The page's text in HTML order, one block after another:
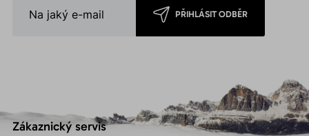
PŘIHLÁSIT ODBĚR
Zákaznický servis